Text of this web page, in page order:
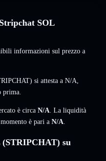
SOL
informazioni sul prezzo a
si attesta a N/A,
prima.
è circa N/A. La liquidità
è pari a N/A.
su